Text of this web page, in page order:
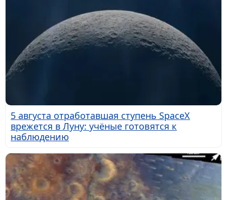
5 августа отработавшая ступень SpaceX
врежется в Луну: учёные готовятся к
наблюдению